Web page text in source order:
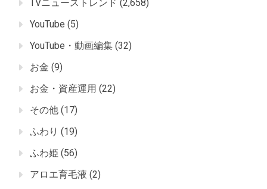
TVニューストレンド (2,658)
YouTube (5)
YouTube・動画編集 (32)
お金 (9)
お金・資産運用 (22)
その他 (17)
ふわり (19)
ふわ姫 (56)
アロエ育毛液 (2)